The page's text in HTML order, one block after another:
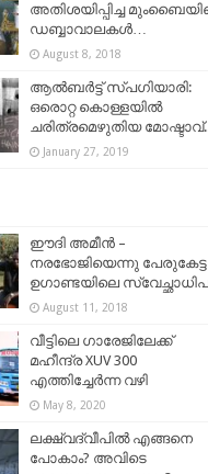
അതിശയിപ്പിച്ച
ഡബ്ബാവാലകൾ…
August 8, 2018
ആല്‍ബര്‍ട്ട് സ്പഗിയാരി:
ഒരൊറ്റ കൊള്ളയിൽ
ചരിത്രമെഴുതിയ
January 27, 2019
ഈദി അമീന്‍ –
നരഭോജിയെന്നു പേരുകേട്ട
ഉഗാണ്ടയിലെ
August 11, 2018
വീട്ടിലെ ഗാരേജിലേക്ക്
മഹീന്ദ്ര XUV 300
എത്തിച്ചേർന്ന വഴി
May 8, 2020
ലക്ഷ്വദ്വീപിൽ എങ്ങനെ
പോകാം? അവിടെ